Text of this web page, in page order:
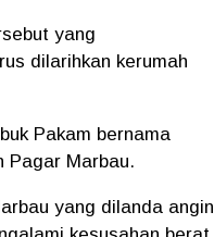
yang
dilarihkan kerumah
Pakam bernama
Pagar Marbau.
yang dilanda angin